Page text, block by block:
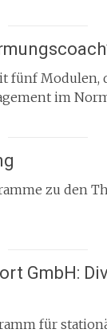
fünf
im
zu den
GmbH:
für